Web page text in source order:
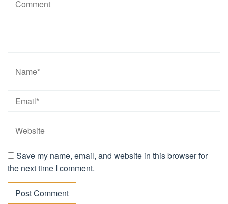
Save my name, email, and website in this browser for
the next time I comment.